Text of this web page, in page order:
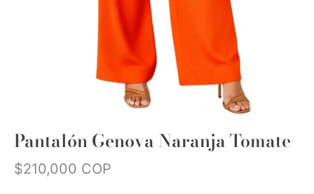
Pantalón Genova Naranja Tomate
$210,000 COP